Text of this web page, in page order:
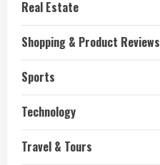
Real Estate
Shopping & Product Reviews
Sports
Technology
Travel & Tours